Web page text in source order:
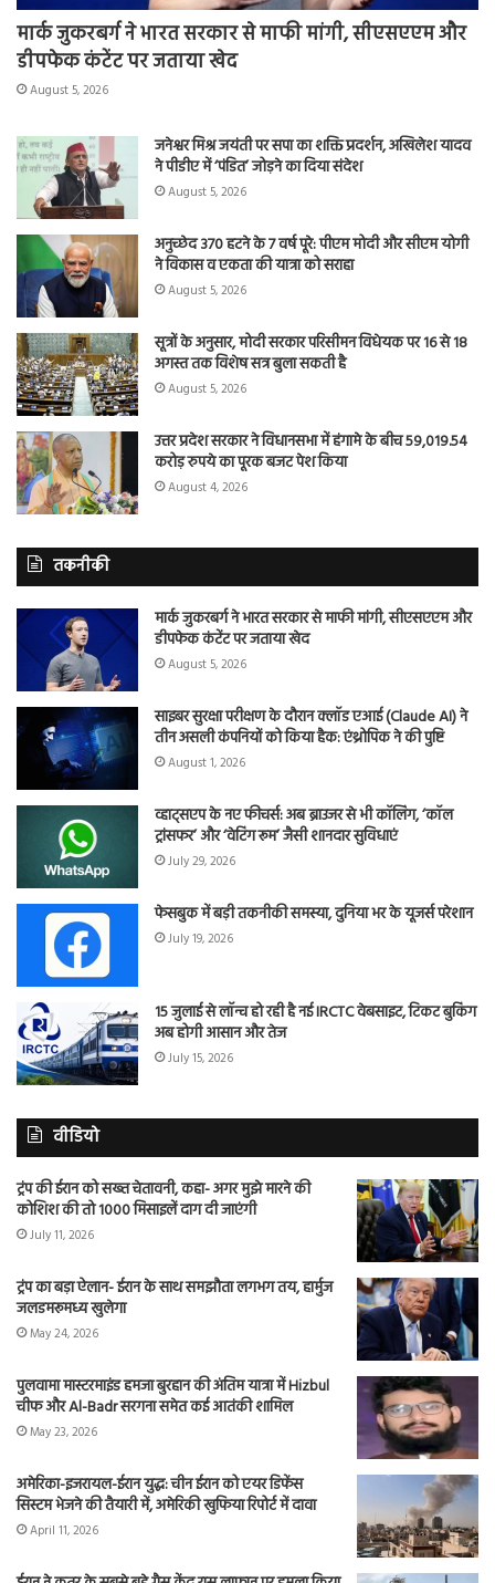
मार्क जुकरबर्ग ने भारत सरकार से माफी मांगी, सीएसएएम और
डीपफेक कंटेंट पर जताया खेद
August 5, 2026
जनेश्वर मिश्र जयंती पर सपा का शक्ति प्रदर्शन, अखिलेश यादव
ने पीडीए में ‘पंडित’ जोड़ने का दिया संदेश
August 5, 2026
अनुच्छेद 370 हटने के 7 वर्ष पूरे: पीएम मोदी और सीएम योगी
ने विकास व एकता की यात्रा को सराहा
August 5, 2026
सूत्रों के अनुसार, मोदी सरकार परिसीमन विधेयक पर 16 से 18
अगस्त तक विशेष सत्र बुला सकती है
August 5, 2026
उत्तर प्रदेश सरकार ने विधानसभा में हंगामे के बीच 59,019.54
करोड़ रुपये का पूरक बजट पेश किया
August 4, 2026
तकनीकी
मार्क जुकरबर्ग ने भारत सरकार से माफी मांगी, सीएसएएम और
डीपफेक कंटेंट पर जताया खेद
August 5, 2026
साइबर सुरक्षा परीक्षण के दौरान क्लॉड एआई (Claude AI) ने
तीन असली कंपनियों को किया हैक: एंथ्रोपिक ने की पुष्टि
August 1, 2026
व्हाट्सएप के नए फीचर्स: अब ब्राउजर से भी कॉलिंग, ‘कॉल
ट्रांसफर’ और ‘वेटिंग रूम’ जैसी शानदार सुविधाएं
July 29, 2026
फेसबुक में बड़ी तकनीकी समस्या, दुनिया भर के यूजर्स परेशान
July 19, 2026
15 जुलाई से लॉन्च हो रही है नई IRCTC वेबसाइट, टिकट बुकिंग
अब होगी आसान और तेज
July 15, 2026
वीडियो
ट्रंप की ईरान को सख्त चेतावनी, कहा- अगर मुझे मारने की
कोशिश की तो 1000 मिसाइलें दाग दी जाएंगी
July 11, 2026
ट्रंप का बड़ा ऐलान- ईरान के साथ समझौता लगभग तय, हार्मुज
जलडमरूमध्य खुलेगा
May 24, 2026
पुलवामा मास्टरमाइंड हमजा बुरहान की अंतिम यात्रा में Hizbul
चीफ और Al-Badr सरगना समेत कई आतंकी शामिल
May 23, 2026
अमेरिका-इजरायल-ईरान युद्ध: चीन ईरान को एयर डिफेंस
सिस्टम भेजने की तैयारी में, अमेरिकी खुफिया रिपोर्ट में दावा
April 11, 2026